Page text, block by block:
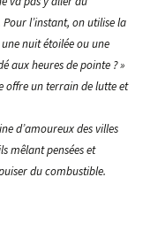
l’instant, on utilise la
nuit étoilée ou une
aux heures de pointe ? »
offre un terrain de lutte et
d’amoureux des villes
mêlant pensées et
du combustible.